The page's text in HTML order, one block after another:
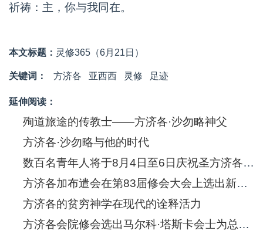
祈祷：主，你与我同在。
本文标题： 灵修365（6月21日）
关键词： 方济各 亚西西 灵修 足迹
延伸阅读：
殉道旅途的传教士——方济各·沙勿略神父
方济各·沙勿略与他的时代
数百名青年人将于8月4日至6日庆祝圣方济各·沙勿略诞生五百年
方济各加布遣会在第83届修会大会上选出新的总会长
方济各的贫穷神学在现代的诠释活力
方济各会院修会选出马尔科·塔斯卡会士为总会长